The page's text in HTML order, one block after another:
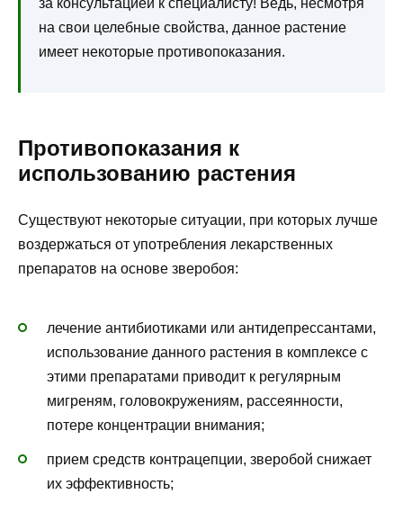
за консультацией к специалисту! Ведь, несмотря
на свои целебные свойства, данное растение
имеет некоторые противопоказания.
Противопоказания к
использованию растения
Существуют некоторые ситуации, при которых лучше
воздержаться от употребления лекарственных
препаратов на основе зверобоя:
лечение антибиотиками или антидепрессантами,
использование данного растения в комплексе с
этими препаратами приводит к регулярным
мигреням, головокружениям, рассеянности,
потере концентрации внимания;
прием средств контрацепции, зверобой снижает
их эффективность;